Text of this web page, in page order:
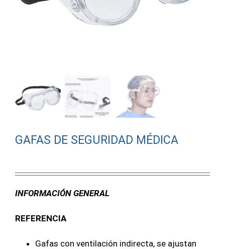
GAFAS DE SEGURIDAD MÉDICA
INFORMACIÓN GENERAL
REFERENCIA
Gafas con ventilación indirecta, se ajustan